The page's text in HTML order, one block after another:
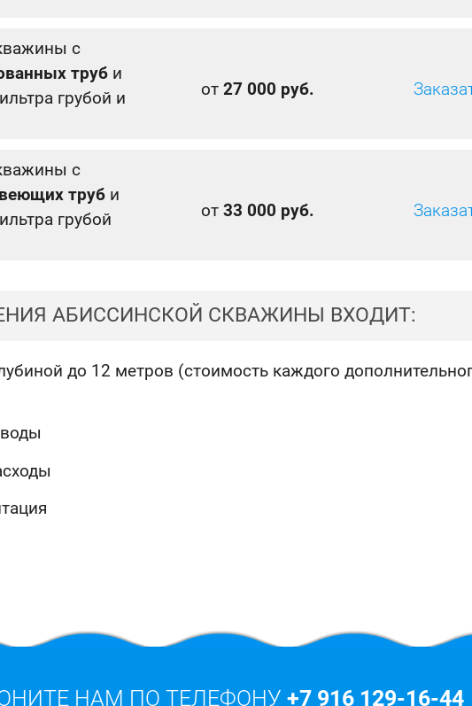
с
труб и
грубой и
от27 000 руб.
с
труб и
грубой
от33 000 руб.
АБИССИНСКОЙ СКВАЖИНЫ ВХОДИТ:
до 12 метров (стоимость каждого
НАМ ПО ТЕЛЕФОНУ +7 916 129-16-44